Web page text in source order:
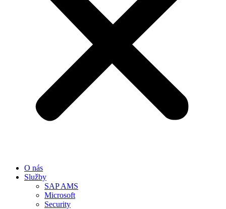
O nás
Služby
SAP AMS
Microsoft
Security